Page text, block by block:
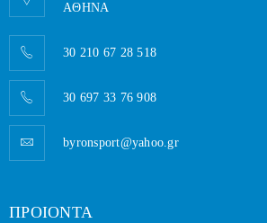
AΘΗΝΑ
30 210 67 28 518
30 697 33 76 908
byronsport@yahoo.gr
ΠΡΟΙΟΝΤΑ